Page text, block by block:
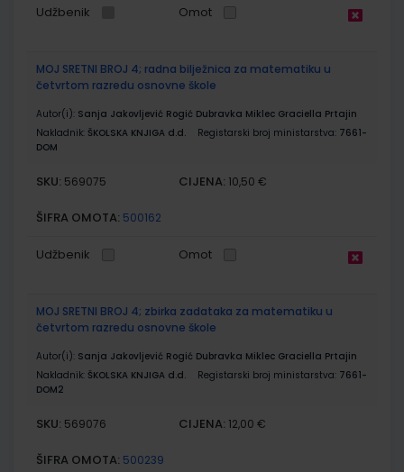
Udžbenik Omot
MOJ SRETNI BROJ 4; radna bilježnica za matematiku u
četvrtom razredu osnovne škole
Autor(i): Sanja Jakovljević Rogić Dubravka Miklec Graciella Prtajin
Nakladnik: ŠKOLSKA KNJIGA d.d. Registarski broj ministarstva: 7661-
DOM
SKU: 569075 CIJENA: 10,50 €
ŠIFRA OMOTA: 500162
Udžbenik Omot
MOJ SRETNI BROJ 4; zbirka zadataka za matematiku u
četvrtom razredu osnovne škole
Autor(i): Sanja Jakovljević Rogić Dubravka Miklec Graciella Prtajin
Nakladnik: ŠKOLSKA KNJIGA d.d. Registarski broj ministarstva: 7661-
DOM2
SKU: 569076 CIJENA: 12,00 €
ŠIFRA OMOTA: 500239